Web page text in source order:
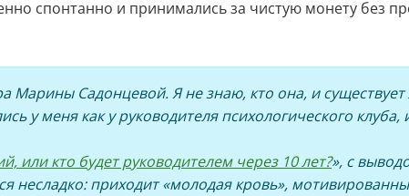
спонтанно и принимались за чистую монету без
Марины Садонцевой. Я не знаю, кто она, и
у меня как у руководителя психологического клуба,
или кто будет руководителем через 10 лет?», с
несладко: приходит «молодая кровь»,